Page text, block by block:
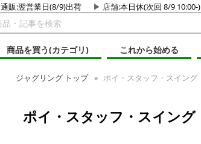
通販:翌営業日(8/9)出荷 店舗:本日休(次回 8/9 10:00-)
商品を買う(カテゴリ)
これから始める
ジャグリング トップ ポイ・スタッフ・スイング
ポイ・スタッフ・スイング